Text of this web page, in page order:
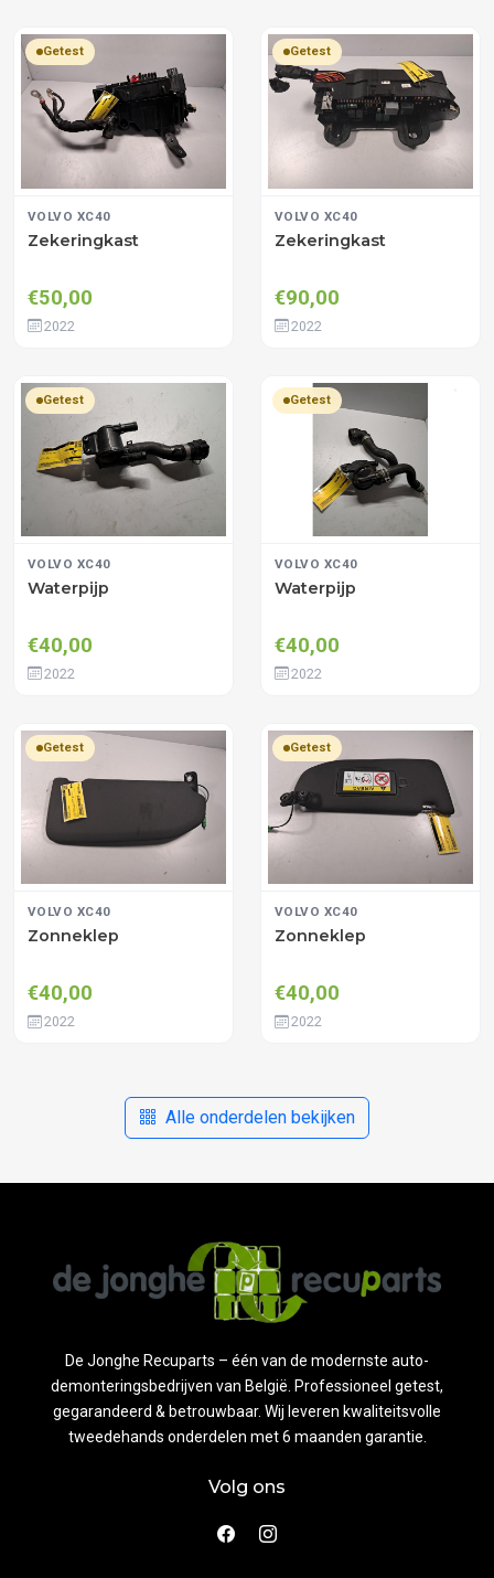
Getest
VOLVO XC40
Zekeringkast
€50,00
2022
Getest
VOLVO XC40
Zekeringkast
€90,00
2022
Getest
VOLVO XC40
Waterpijp
€40,00
2022
Getest
VOLVO XC40
Waterpijp
€40,00
2022
Getest
VOLVO XC40
Zonneklep
€40,00
2022
Getest
VOLVO XC40
Zonneklep
€40,00
2022
Alle onderdelen bekijken
De Jonghe Recuparts – één van de modernste auto-
demonteringsbedrijven van België. Professioneel getest,
gegarandeerd & betrouwbaar. Wij leveren kwaliteitsvolle
tweedehands onderdelen met 6 maanden garantie.
Volg ons